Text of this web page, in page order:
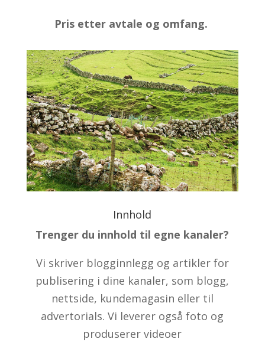
Pris etter avtale og omfang.
Innhold
Trenger du innhold til egne kanaler?
Vi skriver blogginnlegg og artikler for
publisering i dine kanaler, som blogg,
nettside, kundemagasin eller til
advertorials. Vi leverer også foto og
produserer videoer